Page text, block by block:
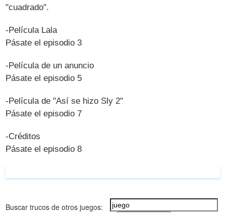
"cuadrado".
-Película Lala
Pásate el episodio 3
-Película de un anuncio
Pásate el episodio 5
-Película de "Así se hizo Sly 2"
Pásate el episodio 7
-Créditos
Pásate el episodio 8
Buscar trucos de otros juegos: